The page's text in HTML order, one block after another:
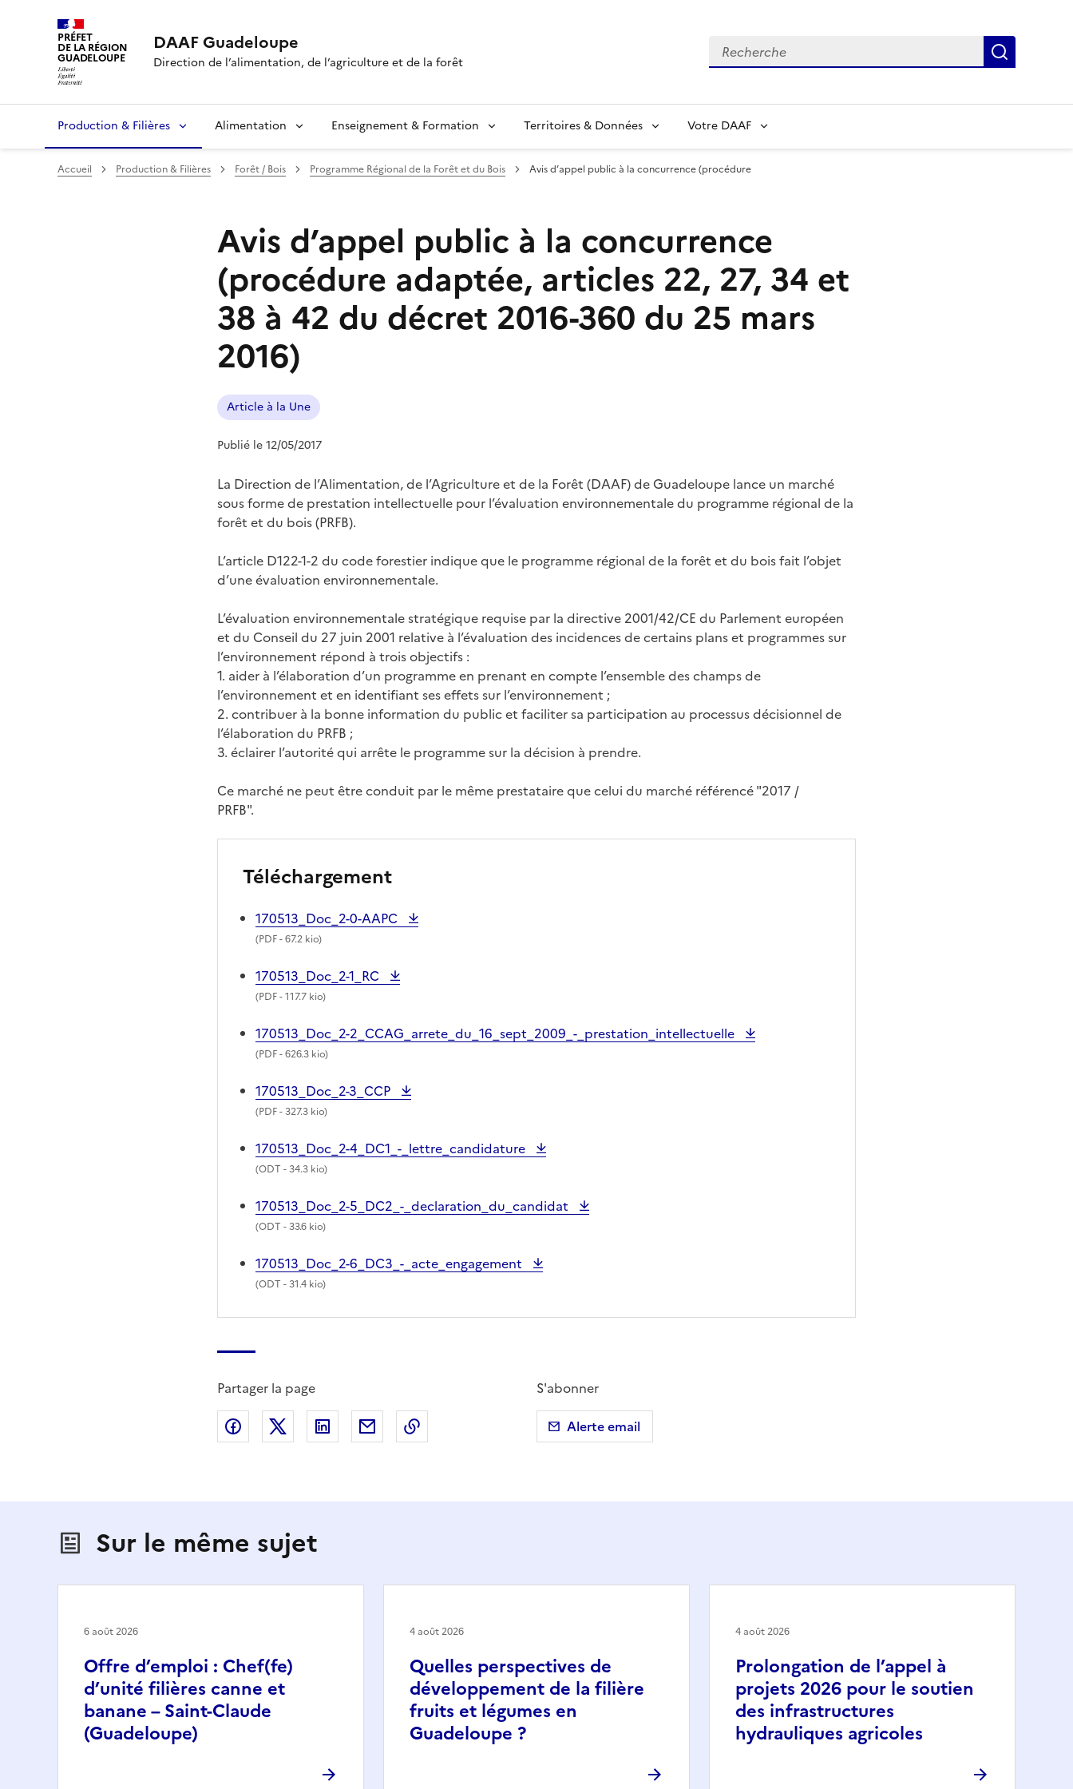
PRÉFET
DE LA RÉGION
GUADELOUPE
DAAF Guadeloupe
Direction de l’alimentation, de l’agriculture et de la forêt
Recherche
Production & Filières Alimentation Enseignement & Formation Territoires & Données Votre DAAF
Accueil Production & Filières Forêt / Bois Programme Régional de la Forêt et du Bois Avis d’appel public à la concurrence (procédure
Avis d’appel public à la concurrence
(procédure adaptée, articles 22, 27, 34 et
38 à 42 du décret 2016-360 du 25 mars
2016)
Article à la Une
Publié le 12/05/2017
La Direction de l’Alimentation, de l’Agriculture et de la Forêt (DAAF) de Guadeloupe lance un marché
sous forme de prestation intellectuelle pour l’évaluation environnementale du programme régional de la
forêt et du bois (PRFB).
L’article D122-1-2 du code forestier indique que le programme régional de la forêt et du bois fait l’objet
d’une évaluation environnementale.
L’évaluation environnementale stratégique requise par la directive 2001/42/CE du Parlement européen
et du Conseil du 27 juin 2001 relative à l’évaluation des incidences de certains plans et programmes sur
l’environnement répond à trois objectifs :
1. aider à l’élaboration d’un programme en prenant en compte l’ensemble des champs de
l’environnement et en identifiant ses effets sur l’environnement ;
2. contribuer à la bonne information du public et faciliter sa participation au processus décisionnel de
l’élaboration du PRFB ;
3. éclairer l’autorité qui arrête le programme sur la décision à prendre.
Ce marché ne peut être conduit par le même prestataire que celui du marché référencé "2017 /
PRFB".
Téléchargement
170513_Doc_2-0-AAPC
(PDF- 67.2 kio)
170513_Doc_2-1_RC
(PDF- 117.7 kio)
170513_Doc_2-2_CCAG_arrete_du_16_sept_2009_-_prestation_intellectuelle
(PDF- 626.3 kio)
170513_Doc_2-3_CCP
(PDF- 327.3 kio)
170513_Doc_2-4_DC1_-_lettre_candidature
(ODT - 34.3 kio)
170513_Doc_2-5_DC2_-_declaration_du_candidat
(ODT - 33.6 kio)
170513_Doc_2-6_DC3_-_acte_engagement
(ODT - 31.4 kio)
Partager la page
Partager sur Facebook
Partager sur X (anciennement Twitter)
Partager sur LinkedIn
Partager par emailCopier dans le presse-papier
S'abonner
Alerte email
Sur le même sujet
Offre d’emploi : Chef(fe)
d’unité filières canne et
banane – Saint-Claude
(Guadeloupe)
6 août 2026
Quelles perspectives de
développement de la filière
fruits et légumes en
Guadeloupe ?
4 août 2026
Prolongation de l’appel à
projets 2026 pour le soutien
des infrastructures
hydrauliques agricoles
4 août 2026